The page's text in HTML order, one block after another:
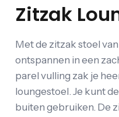
Zitzak
Met de zitzak stoel
ontspannen in een
parel vulling zak je
loungestoel. Je kunt
buiten gebruiken. De